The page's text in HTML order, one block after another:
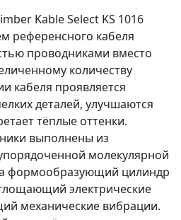
Kable Select KS 1016
референсного кабеля
проводниками вместо
количеству
кабеля проявляется
деталей, улучшаются
тёплые оттенки.
выполнены из
молекулярной
формообразующий цилиндр
электрические
механические вибрации.